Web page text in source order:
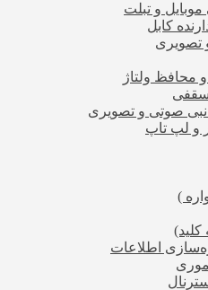
و تبلت
کابل
تصویری
محافظ ولتاژ
سقفی
صوتی و تصویری
و لپ تاپ
)
اطلاعات